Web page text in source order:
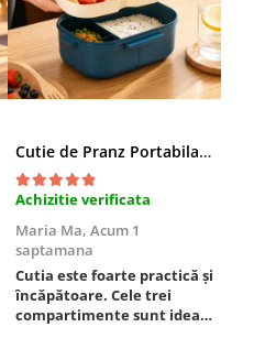
Cutie de Pranz Portabila cu Compartimente
Achizitie verificata
Maria Ma, Acum 1
saptamana
Cutia este foarte practică și
încăpătoare. Cele trei
compartimente sunt ideale